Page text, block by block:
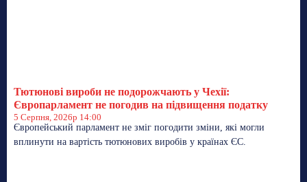
Тютюнові вироби не подорожчають у Чехії:
Європарламент не погодив на підвищення податку
5 Серпня, 2026р 14:00
Європейський парламент не зміг погодити зміни, які могли
вплинути на вартість тютюнових виробів у країнах ЄС.